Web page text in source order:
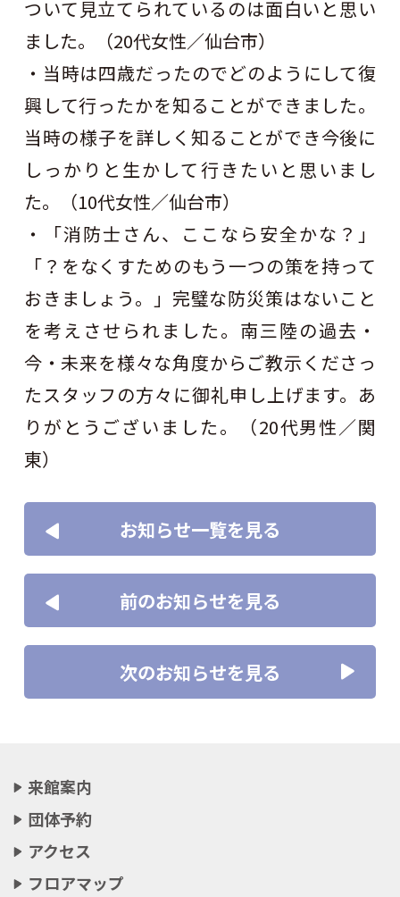
ついて見立てられているのは面白いと思い
ました。（20代女性／仙台市）
・当時は四歳だったのでどのようにして復
興して行ったかを知ることができました。
当時の様子を詳しく知ることができ今後に
しっかりと生かして行きたいと思いまし
た。（10代女性／仙台市）
・「消防士さん、ここなら安全かな？」
「？をなくすためのもう一つの策を持って
おきましょう。」完璧な防災策はないこと
を考えさせられました。南三陸の過去・
今・未来を様々な角度からご教示くださっ
たスタッフの方々に御礼申し上げます。あ
りがとうございました。（20代男性／関
東）
お知らせ一覧を見る
前のお知らせを見る
次のお知らせを見る
来館案内
団体予約
アクセス
フロアマップ